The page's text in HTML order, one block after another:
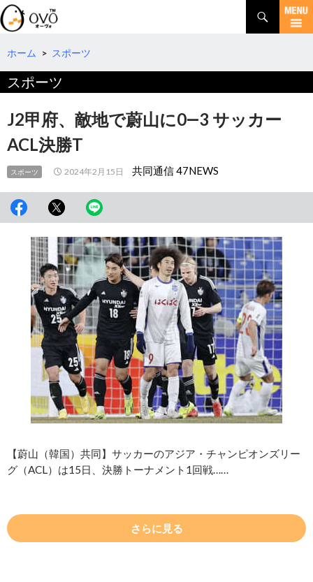
検
索
コ
テ
へ
動
ホーム > スポーツ
スポーツ
J2甲府、敵地で蔚山に0―3 サッカー
ACL決勝T
スポーツ 2024年2月15日 共同通信 47NEWS
【蔚山（韓国）共同】サッカーのアジア・チャンピオンズリー
グ（ACL）は15日、決勝トーナメント1回戦……
さらに見る